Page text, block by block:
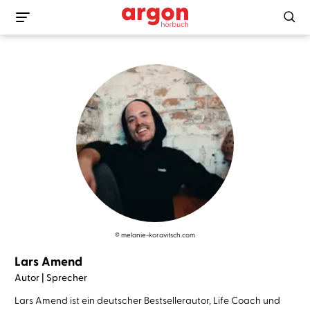
© melanie-koravitsch.com
Lars Amend
Autor | Sprecher
Lars Amend ist ein deutscher Bestsellerautor, Life Coach und